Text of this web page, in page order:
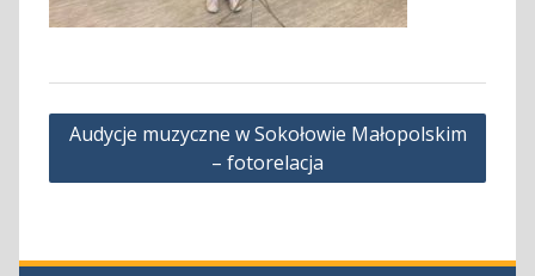
Nawigacja
wpisu
Audycje muzyczne w Sokołowie Małopolskim
– fotorelacja